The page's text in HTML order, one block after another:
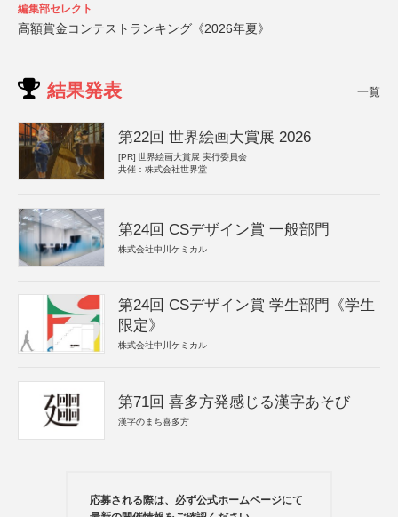
編集部セレクト
高額賞金コンテストランキング《2026年夏》
結果発表 一覧
第22回 世界絵画大賞展 2026
[PR] 世界絵画大賞展 実行委員会
共催：株式会社世界堂
第24回 CSデザイン賞 一般部門
株式会社中川ケミカル
第24回 CSデザイン賞 学生部門《学生
限定》
株式会社中川ケミカル
第71回 喜多方発感じる漢字あそび
漢字のまち喜多方
応募される際は、必ず公式ホームページにて